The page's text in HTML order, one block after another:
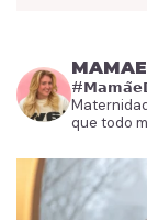
que todo